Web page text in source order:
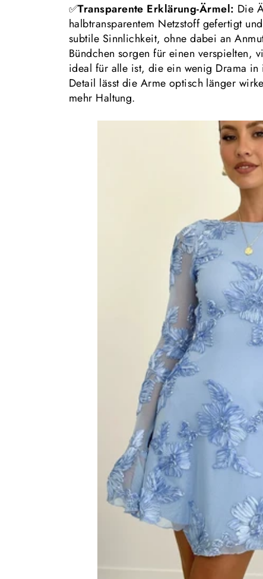
✅Transparente Erklärung-Ärmel: Die
halbtransparentem Netzstoff gefertigt
subtile Sinnlichkeit, ohne dabei an
Bündchen sorgen für einen verspielten,
ideal für alle ist, die ein wenig Drama in
Detail lässt die Arme optisch länger
mehr Haltung.